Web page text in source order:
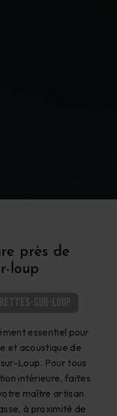
près de
loup
essentiel pour
et acoustique de
Loup. Pour tous
intérieure, faites
maître artisan
à proximité de